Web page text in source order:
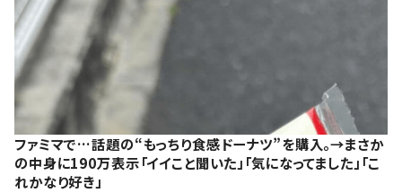
ファミマで…話題の“もっちり食感ドーナツ”を購入。→まさか
の中身に190万表示「イイこと聞いた」「気になってました」「こ
れかなり好き」